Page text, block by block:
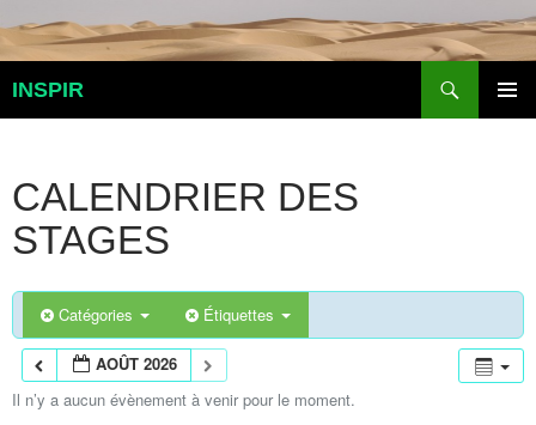
INSPIR
CALENDRIER DES
STAGES
Catégories Étiquettes
AOÛT 2026
Il n’y a aucun évènement à venir pour le moment.